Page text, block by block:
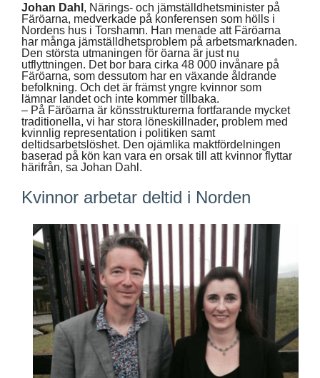
Johan Dahl , Närings- och jämställdhetsminister på
Färöarna, medverkade på konferensen som hölls i
Nordens hus i Torshamn. Han menade att Färöarna
har många jämställdhetsproblem på arbetsmarknaden.
Den största utmaningen för öarna är just nu
utflyttningen. Det bor bara cirka 48 000 invånare på
Färöarna, som dessutom har en växande åldrande
befolkning. Och det är främst yngre kvinnor som
lämnar landet och inte kommer tillbaka.
– På Färöarna är könsstrukturerna fortfarande mycket
traditionella, vi har stora löneskillnader, problem med
kvinnlig representation i politiken samt
deltidsarbetslöshet. Den ojämlika maktfördelningen
baserad på kön kan vara en orsak till att kvinnor flyttar
härifrån, sa Johan Dahl.
Kvinnor arbetar deltid i Norden